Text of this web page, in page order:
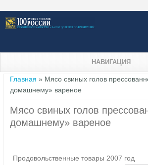
НАВИГАЦИЯ
Вы здесь
Главная » Мясо свиных голов
домашнему» вареное
Мясо свиных голов
домашнему» вареное
Продовольственные товары 2007 год